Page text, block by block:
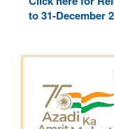
to 31-December